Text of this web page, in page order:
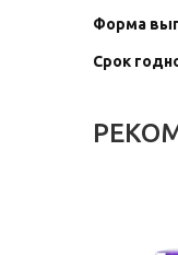
Форма
Срок